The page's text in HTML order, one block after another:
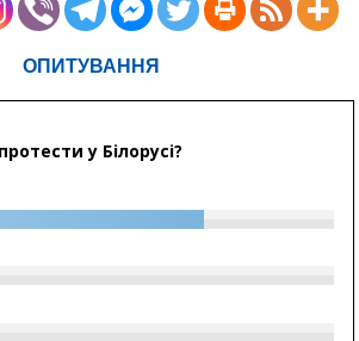
ОПИТУВАННЯ
у Білорусі?